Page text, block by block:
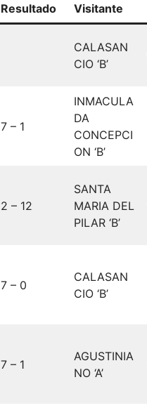
Resultado Visitante
CALASAN
CIO ‘B’
7 – 1
INMACULA
DA
CONCEPCI
ON ‘B’
2 – 12
SANTA
MARIA DEL
PILAR ‘B’
7 – 0
CALASAN
CIO ‘B’
7 – 1
AGUSTINIA
NO ‘A’